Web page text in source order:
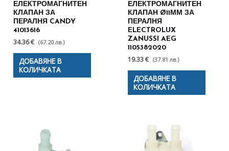
ЕЛЕКТРОМАГНИТЕН
КЛАПАН ЗА
ПЕРАЛНЯ CANDY
41013616
34.36 € (67.20 лв.)
ДОБАВЯНЕ В
КОЛИЧКАТА
ЕЛЕКТРОМАГНИТЕН
КЛАПАН Ø11ММ ЗА
ПЕРАЛНЯ
ELECTROLUX
ZANUSSI AEG
1105382020
19.33 € (37.81 лв.)
ДОБАВЯНЕ В
КОЛИЧКАТА